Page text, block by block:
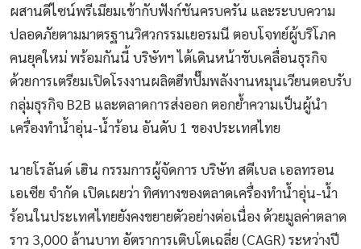
ผสานดีไซน์พรีเมียมเข้ากับฟังก์ชันครบครัน และระบบความ
ปลอดภัยตามมาตรฐานวิศวกรรมเยอรมนี ตอบโจทย์ผู้บริโภค
คนยุคใหม่ พร้อมกันนี้ บริษัทฯ ได้เดินหน้าขับเคลื่อนธุรกิจ
ด้วยการเตรียมเปิดโรงงานผลิตฮีทปั๊มพลังงานหมุนเวียนตอบรับ
กลุ่มธุรกิจ B2B และตลาดการส่งออก ตอกย้ำความเป็นผู้นำ
เครื่องทำน้ำอุ่น-น้ำร้อน อันดับ 1 ของประเทศไทย
นายโรลันด์ เฮิน กรรมการผู้จัดการ บริษัท สตีเบล เอลทรอน
เอเซีย จำกัด เปิดเผยว่า ทิศทางของตลาดเครื่องทำน้ำอุ่น-น้ำ
ร้อนในประเทศไทยยังคงขยายตัวอย่างต่อเนื่อง ด้วยมูลค่าตลาด
ราว 3,000 ล้านบาท อัตราการเติบโตเฉลี่ย (CAGR) ระหว่างปี